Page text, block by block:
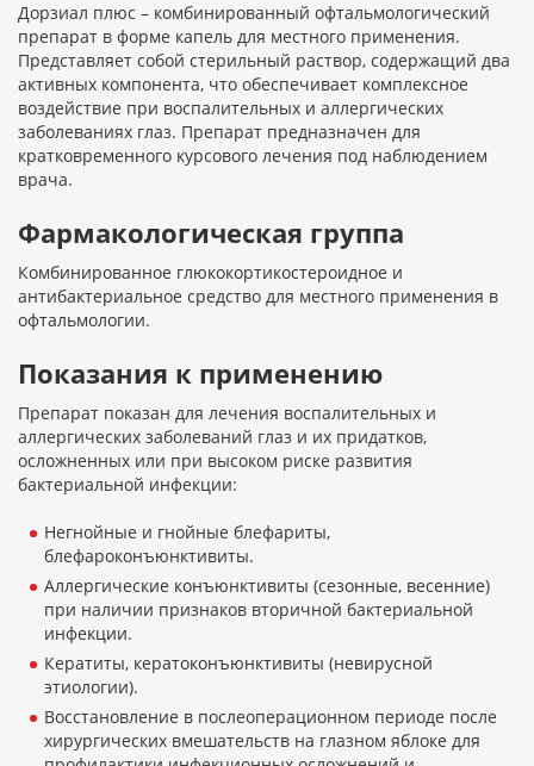
Дорзиал плюс – комбинированный офтальмологический
препарат в форме капель для местного применения.
Представляет собой стерильный раствор, содержащий два
активных компонента, что обеспечивает комплексное
воздействие при воспалительных и аллергических
заболеваниях глаз. Препарат предназначен для
кратковременного курсового лечения под наблюдением
врача.
Фармакологическая группа
Комбинированное глюкокортикостероидное и
антибактериальное средство для местного применения в
офтальмологии.
Показания к применению
Препарат показан для лечения воспалительных и
аллергических заболеваний глаз и их придатков,
осложненных или при высоком риске развития
бактериальной инфекции:
Негнойные и гнойные блефариты,
блефароконъюнктивиты.
Аллергические конъюнктивиты (сезонные, весенние)
при наличии признаков вторичной бактериальной
инфекции.
Кератиты, кератоконъюнктивиты (невирусной
этиологии).
Восстановление в послеоперационном периоде после
хирургических вмешательств на глазном яблоке для